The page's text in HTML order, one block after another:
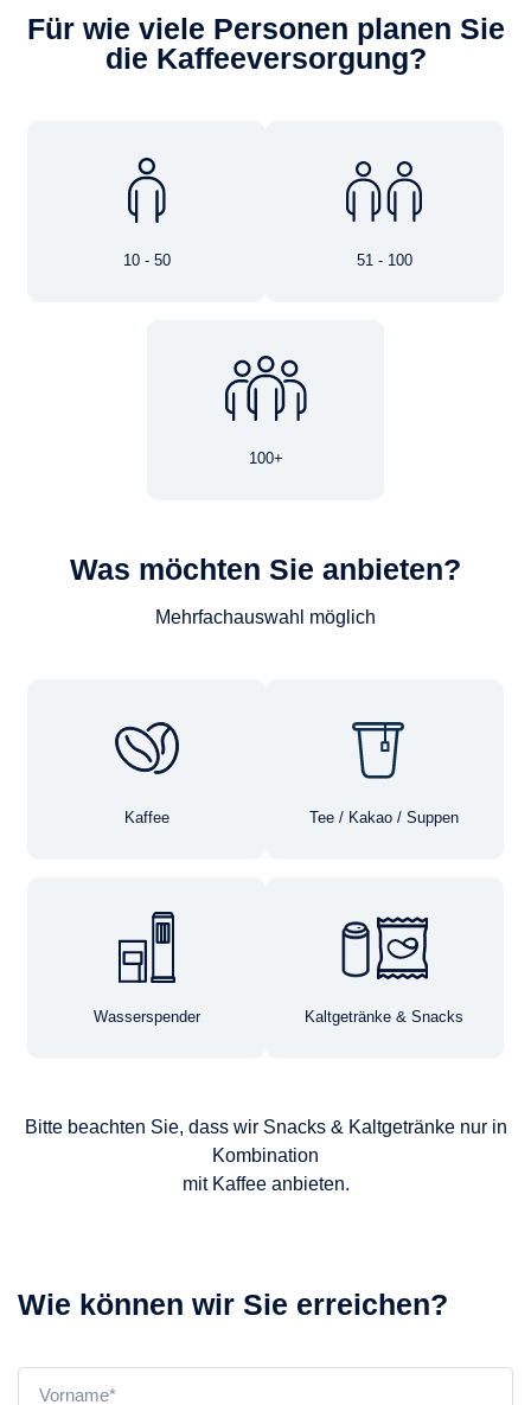
Für wie viele Personen planen Sie
die Kaffeeversorgung?
10 - 50 51 - 100
100+
Was möchten Sie anbieten?
Mehrfachauswahl möglich
Kaffee Tee / Kakao / Suppen
Wasserspender Kaltgetränke & Snacks
Bitte beachten Sie, dass wir Snacks & Kaltgetränke nur in
Kombination
mit Kaffee anbieten.
Wie können wir Sie erreichen?